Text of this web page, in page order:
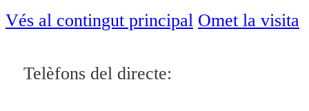
Vés al contingut principal Omet la visita
Telèfons del directe:
ACTUALITAT
OCI